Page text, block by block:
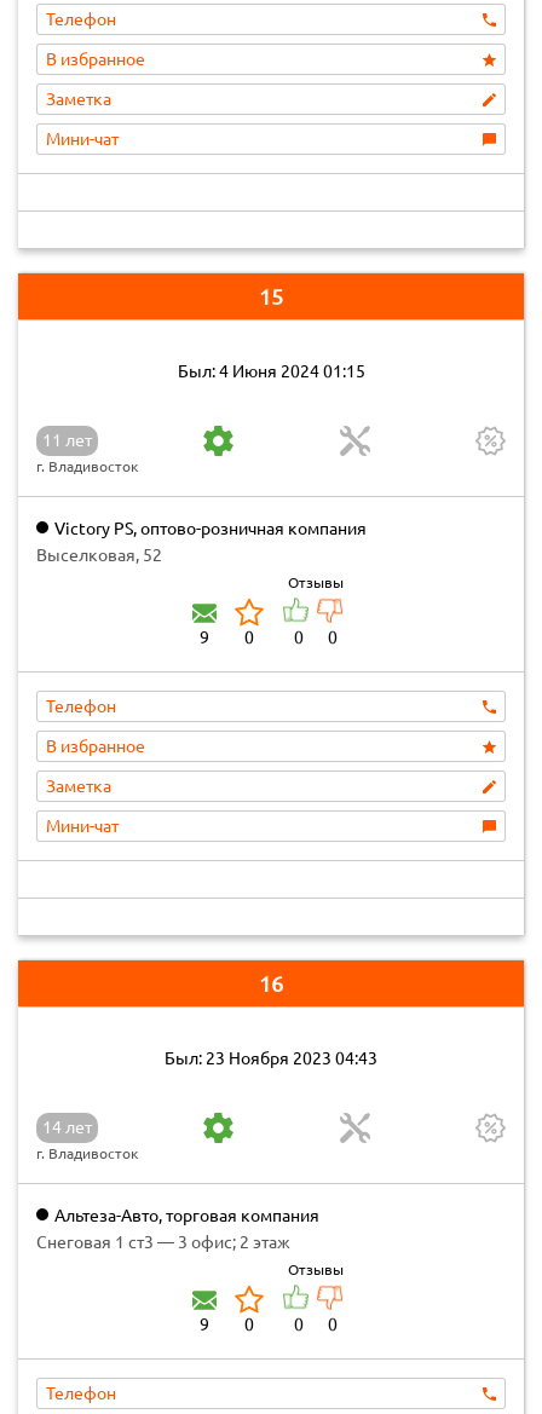
Телефон
В избранное
Заметка
Мини-чат
15
Был: 4 Июня 2024 01:15
11 лет
г. Владивосток
Victory PS, оптово-розничная компания
Выселковая, 52
9 0
Отзывы
0 0
Телефон
В избранное
Заметка
Мини-чат
16
Был: 23 Ноября 2023 04:43
14 лет
г. Владивосток
Альтеза-Авто, торговая компания
Снеговая 1 ст3 — 3 офис; 2 этаж
9 0
Отзывы
0 0
Телефон